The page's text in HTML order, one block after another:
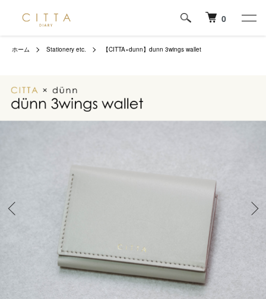
0
ホーム Stationery etc. 【CITTA×dunn】dunn 3wings wallet